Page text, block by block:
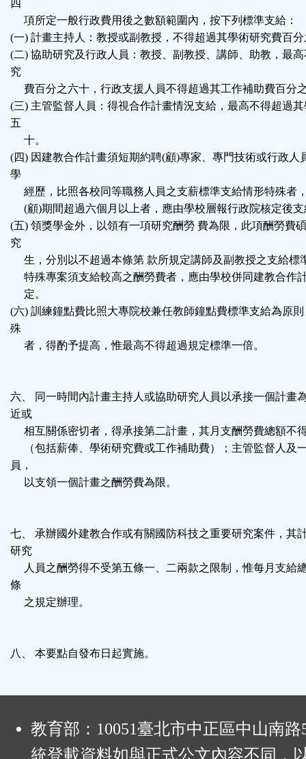
四
項所定一般行政費用後之數額範圍內，按下列標準支給：
(一) 計畫主持人：教授或副教授，不得超過其學術研究費百
(二) 協助研究及行政人員：教授、副教授、講師、助教，最
究
費百分之六十，行政支援人員不得超過其工作補助費百分
(三) 主管監督人員：得視合作計畫情況支給，最高不得超過
五
十。
(四) 因建教合作計畫須短期約聘(顧)專家、專門技術或行政人
學
經歷，比照各校同等職務人員之支薪標準支給情形特殊者
(顧)期間超過六個月以上者，應由學校層報行政院核定後支
(五) 領獎學金外，以領有一項研究酬勞 費為限，此項酬勞費
究
生，分別以不超過本條第 款所規定講師及副教授之支給標
特殊專案須支給較高之酬勞費者，應由學校併同建教合作
定。
(六) 訓練鐘點費比照大專院校兼任教師鐘點費標準支給為原
殊
者，得酌予提高，惟最高不得超過規定標準一倍。
六、 同一時間內計畫主持人或協助研究人員以承接一個計畫
近或
相互關係密切者，得承接第二計畫，其月支酬勞費總額不
（包括薪俸、學術研究費或工作補助費）；主管監督人及
員，
以支領一個計畫之酬勞費為限。
七、 承辦國外建教合作或有關國防科技之重要研究案件，其
研究
人員之酬勞得不受第五條一、二兩款之限制，惟每月支給
條
之規定辦理。
八、 本要點自發布日起實施。
教育部：10051臺北市中正區中山南
統登載資料如與正式公文內容不同，